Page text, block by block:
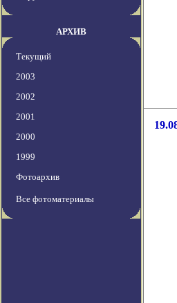
АРХИВ
Текущий
2003
2002
2001
2000
1999
Фотоархив
Все фотоматериалы